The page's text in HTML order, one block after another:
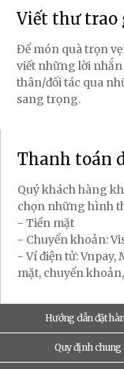
Viết thư trao
Để món quà trọn
viết những lời
thân/đối tác qua
sang trọng.
Thanh toán
Quý khách hàng
chọn những hình
- Tiền mặt
- Chuyển khoản:
- Ví điện tử: Vnpay,
mặt, chuyển
Hướng dẫn đặt
Quy định chung